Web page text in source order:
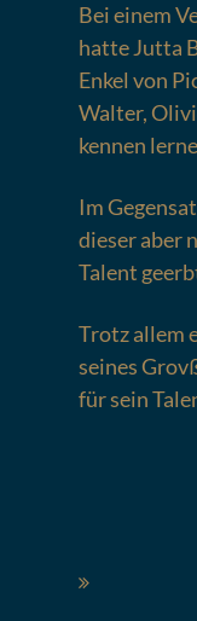
Bei einem
hatte Jutta
Enkel von
Walter,
kennen
Im
dieser aber
Talent
Trotz allem
seines
für sein